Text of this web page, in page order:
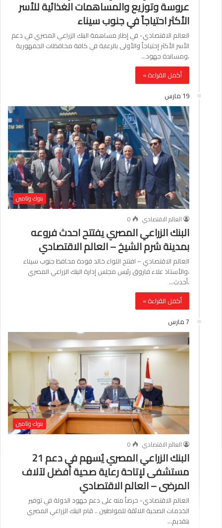
عروسة وتوزيع والمساهمات الغذائية للأسر
الأكثر احتياجاً في جنوب سيناء
العالم الاقتصادي- في إطار مساهمة البنك الزراعي المصري في دعم
الأسر الأكثر إحتياجاً والأولى بالرعاية في كافة محافظات الجمهورية
،ومساندة جهود…
أكمل القراءة »
19 مارس
بنوك وتامين
العالم الاقتصادي
0
البنك الزراعي المصري يفتتح احدث فروعه
بمدينة شرم الشيخ – العالم الاقتصادي
العالم الاقتصادي – افتتح اللواء خالد فودة محافظ جنوب سيناء
،والأستاذ علاء فاروق رئيس مجلس إدارة البنك الزراعي المصري
،أحدث…
أكمل القراءة »
7 مارس
بنوك وتامين
العالم الاقتصادي
0
البنك الزراعي المصري يُسهم في دعم 21
مستشفى لإتاحة رعاية صحية أفضل لآلاف
المرضى – العالم الاقتصادي
العالم الاقتصادي- حرصاً منه على دعم جهود الدولة في توفير
الخدمات الصحية اللائقة للمواطنين .. قام البنك الزراعي المصري
بتقديم…